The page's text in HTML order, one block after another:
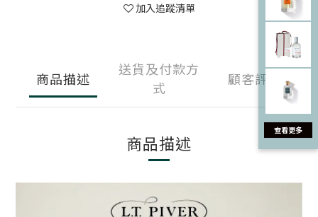
加入追蹤清單
商品描述
送貨及付款方
式
顧客評價
商品描述